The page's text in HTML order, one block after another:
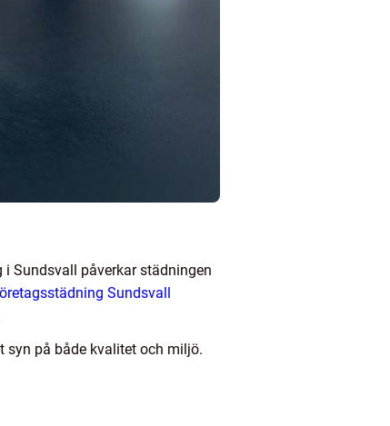
Sundsvall påverkar städningen
Sundsvall
syn på både kvalitet och miljö.